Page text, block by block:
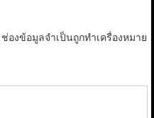
ช่องข้อมูลจำเป็นถูกทำเครื่องหมาย